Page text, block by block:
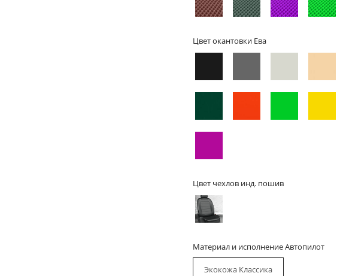
Цвет окантовки Ева
Цвет чехлов инд. пошив
Материал и исполнение Автопилот
Экокожа Классика